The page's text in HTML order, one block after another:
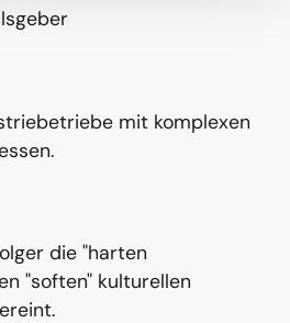
mit komplexen
die "harten
"soften" kulturellen